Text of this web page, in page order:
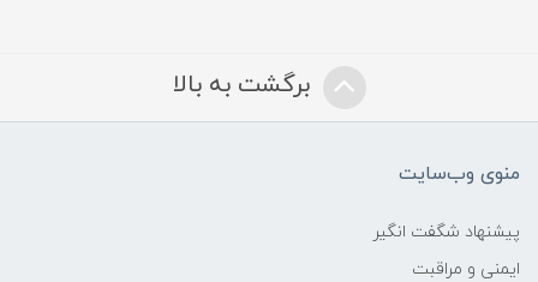
برگشت به بالا
منوی وب‌سایت
پیشنهاد شگفت انگیر
ایمنی و مراقبت